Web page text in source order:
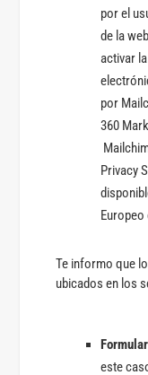
por el
de la
activar
por
360
Privacy
Te informo que
ubicados en los
este